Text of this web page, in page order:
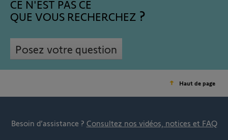
CE N'EST PAS CE
QUE VOUS RECHERCHEZ
Posez votre question
Haut de page
Besoin d’assistance ? Consultez nos vidéos, notices et FAQ